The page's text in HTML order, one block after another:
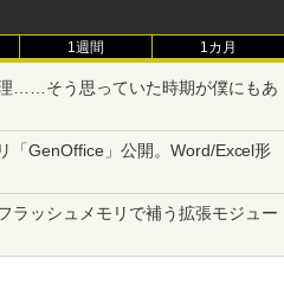
レスカウントダウンマガジン vo
巻収納ダンボール本棚付]◆特典
リジナル缶バッジ付] 全巻セット
1週間 1カ月
……そう思っていた時期が僕にもあ
「GenOffice」公開。Word/Excel形
ラッシュメモリで補う拡張モジュー